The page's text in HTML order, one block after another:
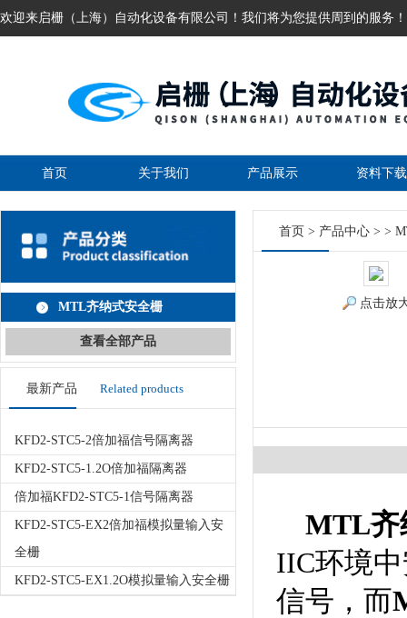
欢迎来启栅（上海）自动化设备有限公司！我们将为您提供周到的服务！
首页 关于我们 产品展示 资料下载
MTL齐纳式安全栅
查看全部产品
最新产品 Related products
KFD2-STC5-2倍加福信号隔离器
KFD2-STC5-1.2O倍加福隔离器
倍加福KFD2-STC5-1信号隔离器
KFD2-STC5-EX2倍加福模拟量输入安
全栅
KFD2-STC5-EX1.2O模拟量输入安全栅
首页 > 产品中心 > >
点击放
MTL齐
IIC环境
信号，而